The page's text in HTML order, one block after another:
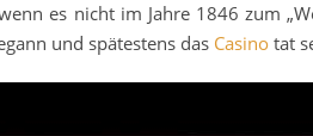
es nicht im Jahre 1846 zum
und spätestens das Casino tat